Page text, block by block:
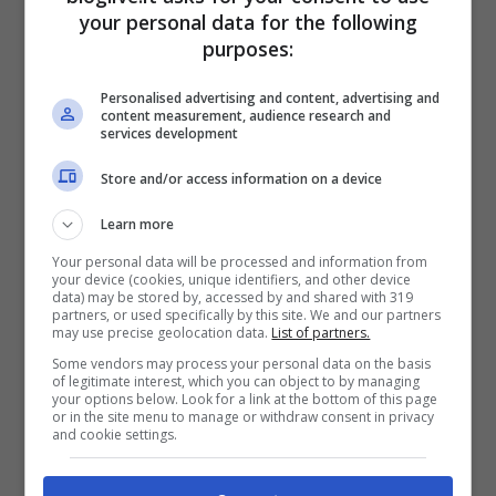
Kate Middleton (Foto Instagram)
your personal data for the following
purposes:
Personalised advertising and content, advertising and
content measurement, audience research and
services development
Store and/or access information on a device
Learn more
Your personal data will be processed and information from
your device (cookies, unique identifiers, and other device
data) may be stored by, accessed by and shared with 319
partners, or used specifically by this site. We and our partners
may use precise geolocation data. List of partners.
Some vendors may process your personal data on the basis
of legitimate interest, which you can object to by managing
your options below. Look for a link at the bottom of this page
or in the site menu to manage or withdraw consent in privacy
and cookie settings.